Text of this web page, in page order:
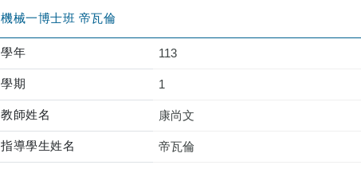
機械一博士班 帝瓦倫
學年 113
學期 1
教師姓名 康尚文
指導學生姓名 帝瓦倫